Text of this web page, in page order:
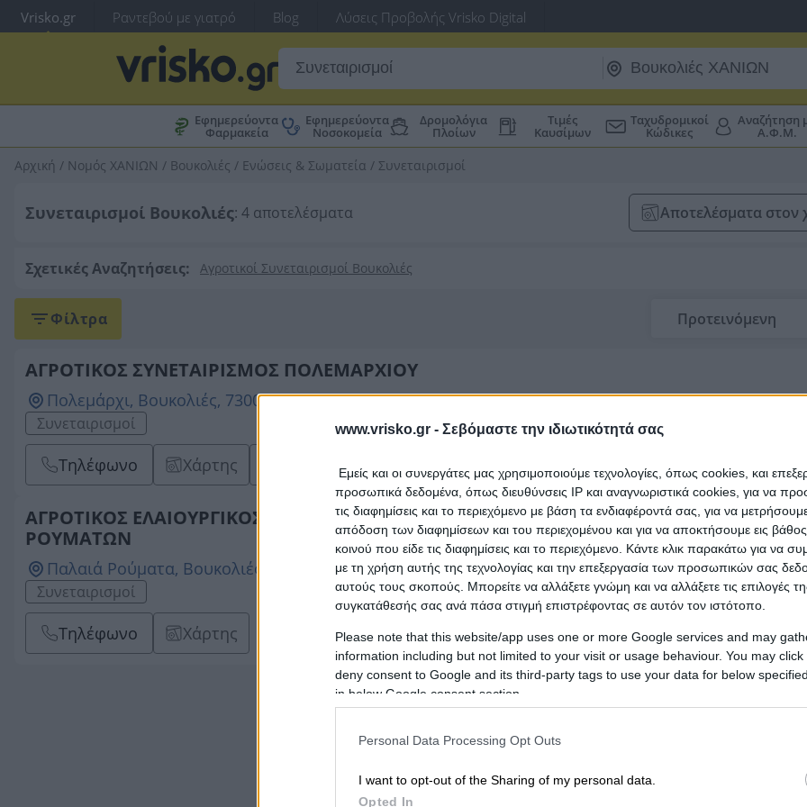
www.vrisko.gr - Σεβόμαστε την ιδιωτικότητά σας
Εμείς και οι συνεργάτες μας χρησιμοποιούμε τεχνολογίες, όπως cookies, και
προσωπικά δεδομένα, όπως διευθύνσεις IP και αναγνωριστικά cookies, για να
τις διαφημίσεις και το περιεχόμενο με βάση τα ενδιαφέροντά σας, για να
απόδοση των διαφημίσεων και του περιεχομένου και για να αποκτήσουμε εις
κοινού που είδε τις διαφημίσεις και το περιεχόμενο. Κάντε κλικ παρακάτω για να
με τη χρήση αυτής της τεχνολογίας και την επεξεργασία των προσωπικών σας
αυτούς τους σκοπούς. Μπορείτε να αλλάξετε γνώμη και να αλλάξετε τις επιλογές
συγκατάθεσής σας ανά πάσα στιγμή επιστρέφοντας σε αυτόν τον ιστότοπο.
Please note that this website/app uses one or more Google services and may
information including but not limited to your visit or usage behaviour. You may
deny consent to Google and its third-party tags to use your data for below
in below Google consent section.
Personal Data Processing Opt Outs
I want to opt-out of the Sharing of my personal data.
Opted In
Vrisko.gr Ραντεβού με γιατρό Blog Λύσεις Προβολής Vrisko Digital
Εφημερεύοντα
Φαρμακεία
Εφημερεύοντα
Νοσοκομεία
Δρομολόγια
Πλοίων
Τιμές
Καυσίμων
Ταχυδρομικοί
Κώδικες
Αναζήτηση
Α.Φ.Μ.
Αρχική / Νομός ΧΑΝΙΩΝ / Βουκολιές / Ενώσεις & Σωματεία / Συνεταιρισμοί
Συνεταιρισμοί Βουκολιές: 4 αποτελέσματα Αποτελέσματα στον
Σχετικές Αναζητήσεις: Αγροτικοί Συνεταιρισμοί Βουκολιές
Φίλτρα Προτεινόμενη
ΑΓΡΟΤΙΚΟΣ ΣΥΝΕΤΑΙΡΙΣΜΟΣ ΠΟΛΕΜΑΡΧΙΟΥ
Πολεμάρχι, Βουκολιές, 73002, ΧΑΝΙΩΝ
Συνεταιρισμοί
Τηλέφωνο Χάρτης
ΑΓΡΟΤΙΚΟΣ ΕΛΑΙΟΥΡΓΙΚΟΣ ΚΑΙ ΚΑΣΤΑΝΟΠΑΡΑΓΩΓΙΚΟΣ ΣΥΝΕΤΑΙΡΙΣΜΟΣ ΠΑΛΑΙΩΝ
ΡΟΥΜΑΤΩΝ
Παλαιά Ρούματα, Βουκολιές, 73002, ΧΑΝΙΩΝ
Συνεταιρισμοί
Τηλέφωνο Χάρτης